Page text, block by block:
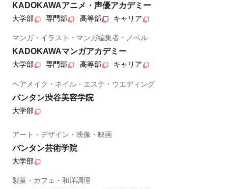
KADOKAWAアニメ・声優アカデミー
大学部 専門部 高等部 キャリア
マンガ・イラスト・マンガ編集者・ノベル
KADOKAWAマンガアカデミー
大学部 専門部 高等部 キャリア
ヘアメイク・ネイル・エステ・ウエディング
バンタン渋谷美容学院
大学部
アート・デザイン・映像・映画
バンタン芸術学院
大学部
製菓・カフェ・和洋調理